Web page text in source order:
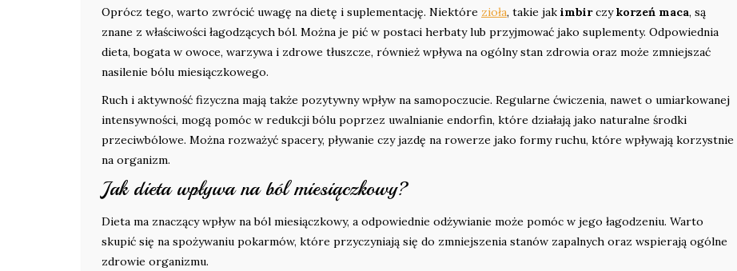
Oprócz tego, warto zwrócić uwagę na dietę i suplementację. Niektóre zioła, takie jak imbirczykorzeń maca, są
znane z właściwości łagodzących ból. Można je pić w postaci herbaty lub przyjmować jako suplementy. Odpowiednia
dieta, bogata w owoce, warzywa i zdrowe tłuszcze, również wpływa na ogólny stan zdrowia oraz może zmniejszać
nasilenie bólu miesiączkowego.
Ruch i aktywność fizyczna mają także pozytywny wpływ na samopoczucie. Regularne ćwiczenia, nawet o umiarkowanej
intensywności, mogą pomóc w redukcji bólu poprzez uwalnianie endorfin, które działają jako naturalne środki
przeciwbólowe. Można rozważyć spacery, pływanie czy jazdę na rowerze jako formy ruchu, które wpływają korzystnie
na organizm.
Jak dieta wpływa na ból miesiączkowy?
Dieta ma znaczący wpływ na ból miesiączkowy, a odpowiednie odżywianie może pomóc w jego łagodzeniu. Warto
skupić się na spożywaniu pokarmów, które przyczyniają się do zmniejszenia stanów zapalnych oraz wspierają ogólne
zdrowie organizmu.